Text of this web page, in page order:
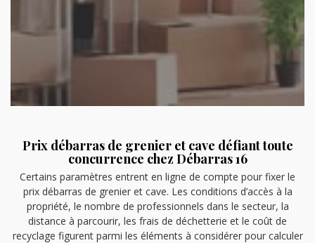
Prix débarras de grenier et cave défiant toute
concurrence chez Débarras 16
Certains paramètres entrent en ligne de compte pour fixer le
prix débarras de grenier et cave. Les conditions d’accès à la
propriété, le nombre de professionnels dans le secteur, la
distance à parcourir, les frais de déchetterie et le coût de
recyclage figurent parmi les éléments à considérer pour calculer